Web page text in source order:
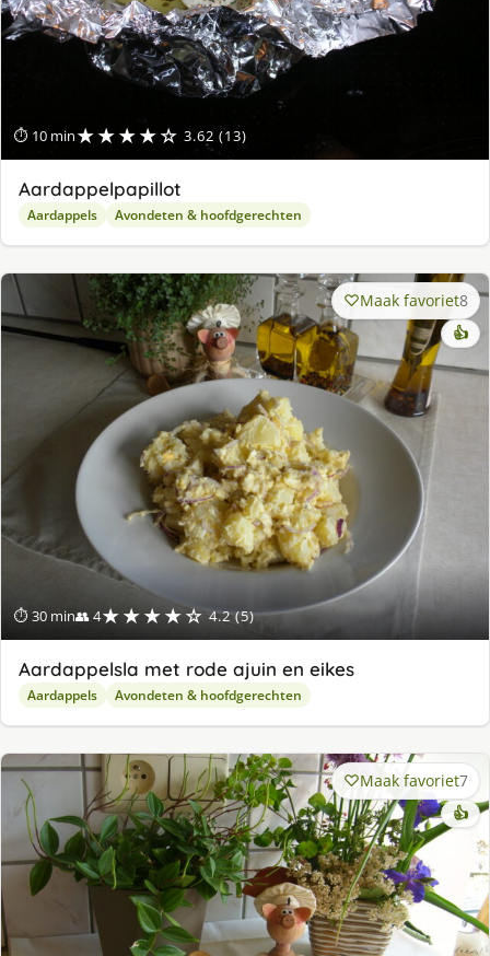
⏱ 10 min★★★★☆ 3.62 (13)
Aardappelpapillot
Aardappels Avondeten & hoofdgerechten
⏱ 30 min👥 4★★★★☆ 4.2 (5)
Maak favoriet8
👍
Aardappelsla met rode ajuin en eikes
Aardappels Avondeten & hoofdgerechten
Maak favoriet7
👍